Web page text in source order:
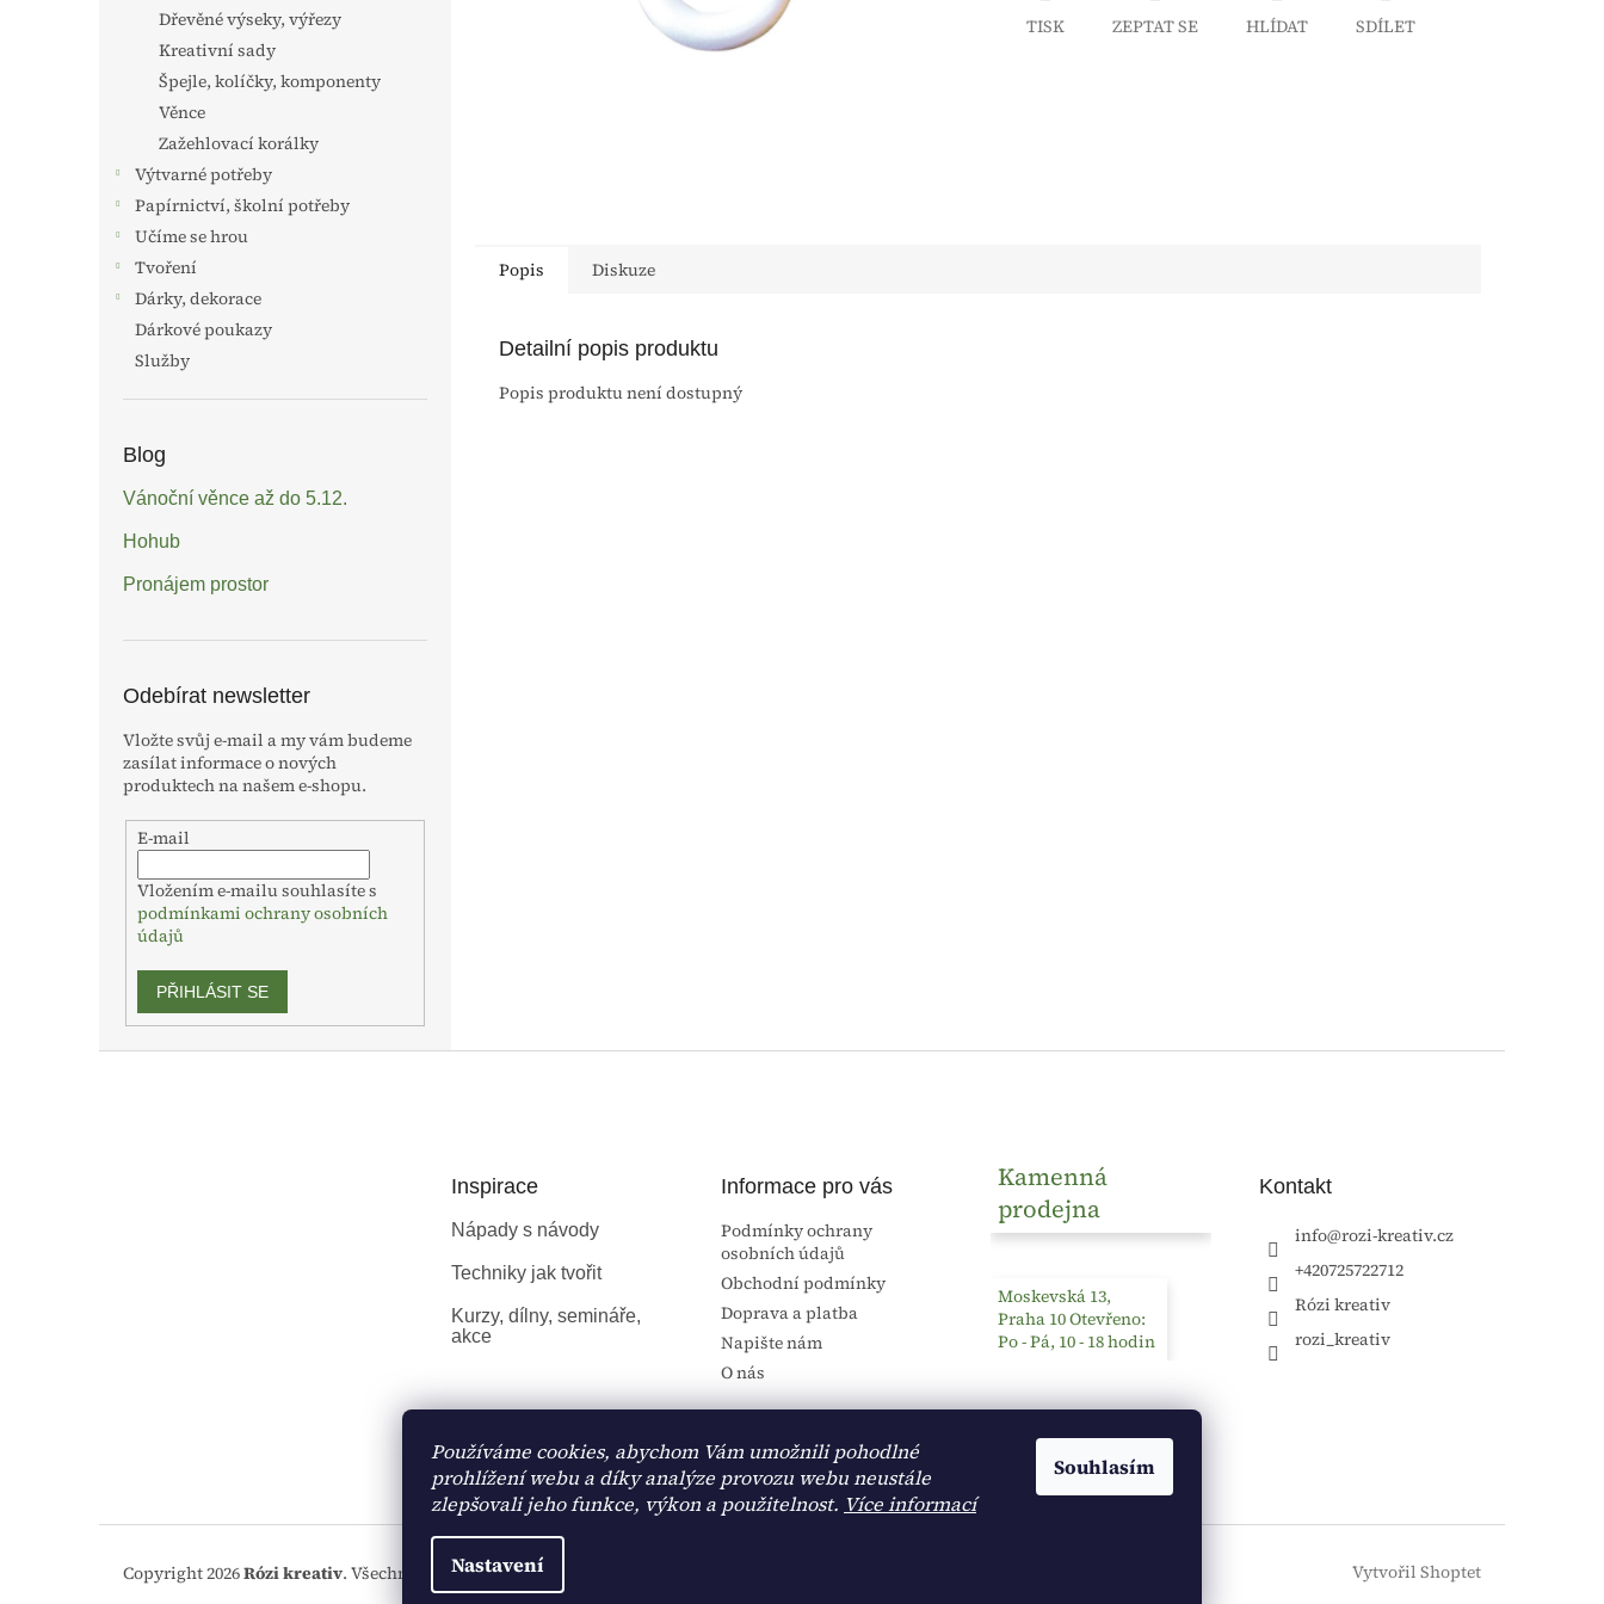
Používáme cookies, abychom Vám umožnili pohodlné
prohlížení webu a díky analýze provozu webu neustále
zlepšovali jeho funkce, výkon a použitelnost. Více informací
Nastavení
Souhlasím
Dřevěné výseky, výřezy
Kreativní sady
Špejle, kolíčky, komponenty
Věnce
Zažehlovací korálky
Výtvarné potřeby
Papírnictví, školní potřeby
Učíme se hrou
Tvoření
Dárky, dekorace
Dárkové poukazy
Služby
Blog
Vánoční věnce až do 5.12.
Hohub
Pronájem prostor
Odebírat newsletter
Vložte svůj e-mail a my vám budeme
zasílat informace o nových
produktech na našem e-shopu.
E-mail
Vložením e-mailu souhlasíte s
podmínkami ochrany osobních
údajů
PŘIHLÁSIT SE
TISK ZEPTAT SE HLÍDAT SDÍLET
Popis Diskuze
Detailní popis produktu
Popis produktu není dostupný
Inspirace
Nápady s návody
Techniky jak tvořit
Kurzy, dílny, semináře,
akce
Informace pro vás
Podmínky ochrany
osobních údajů
Obchodní podmínky
Doprava a platba
Napište nám
O nás
Kamenná
prodejna
Moskevská 13,
Praha 10 Otevřeno:
Po - Pá, 10 - 18 hodin
Kontakt
info@rozi-kreativ.cz
+420725722712
Rózi kreativ
rozi_kreativ
Vytvořil Shoptet
Copyright 2026Rózi kreativ. Všechna práva vyhrazena.